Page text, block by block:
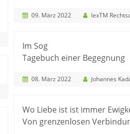
09. März 2022 lexTM
Im Sog
Tagebuch einer Begegnung
08. März 2022 Johannes
Wo Liebe ist ist immer
Von grenzenlosen